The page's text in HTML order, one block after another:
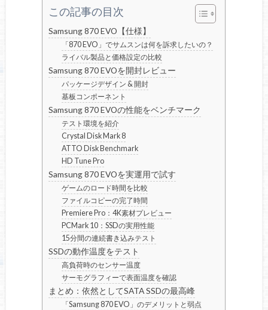
この記事の目次
Samsung 870 EVO【仕様】
「870 EVO」でサムスンは何を訴求したいの？
ライバル製品と価格設定の比較
Samsung 870 EVOを開封レビュー
パッケージデザイン & 開封
基板コンポーネント
Samsung 870 EVOの性能をベンチマーク
テスト環境を紹介
Crystal Disk Mark 8
ATTO Disk Benchmark
HD Tune Pro
Samsung 870 EVOを実運用で試す
ゲームのロード時間を比較
ファイルコピーの完了時間
Premiere Pro：4K素材プレビュー
PCMark 10：SSDの実用性能
15分間の連続書き込みテスト
SSDの動作温度をテスト
高負荷時のセンサー温度
サーモグラフィーで表面温度を確認
まとめ：依然としてSATA SSDの最高峰
「Samsung 870 EVO」のデメリットと弱点